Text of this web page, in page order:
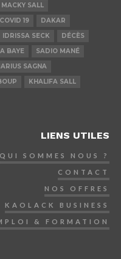
MACKY SALL
COVID 19
DAKAR
IDRISSA SECK
DÉCÈS
BAYE
SADIO MANÉ
SAGNA
KHALIFA SALL
LIENS UTILES
QUI SOMMES NOUS ?
CONTACT
NOS OFFRES
KAOLACK BUSINESS
& FORMATION